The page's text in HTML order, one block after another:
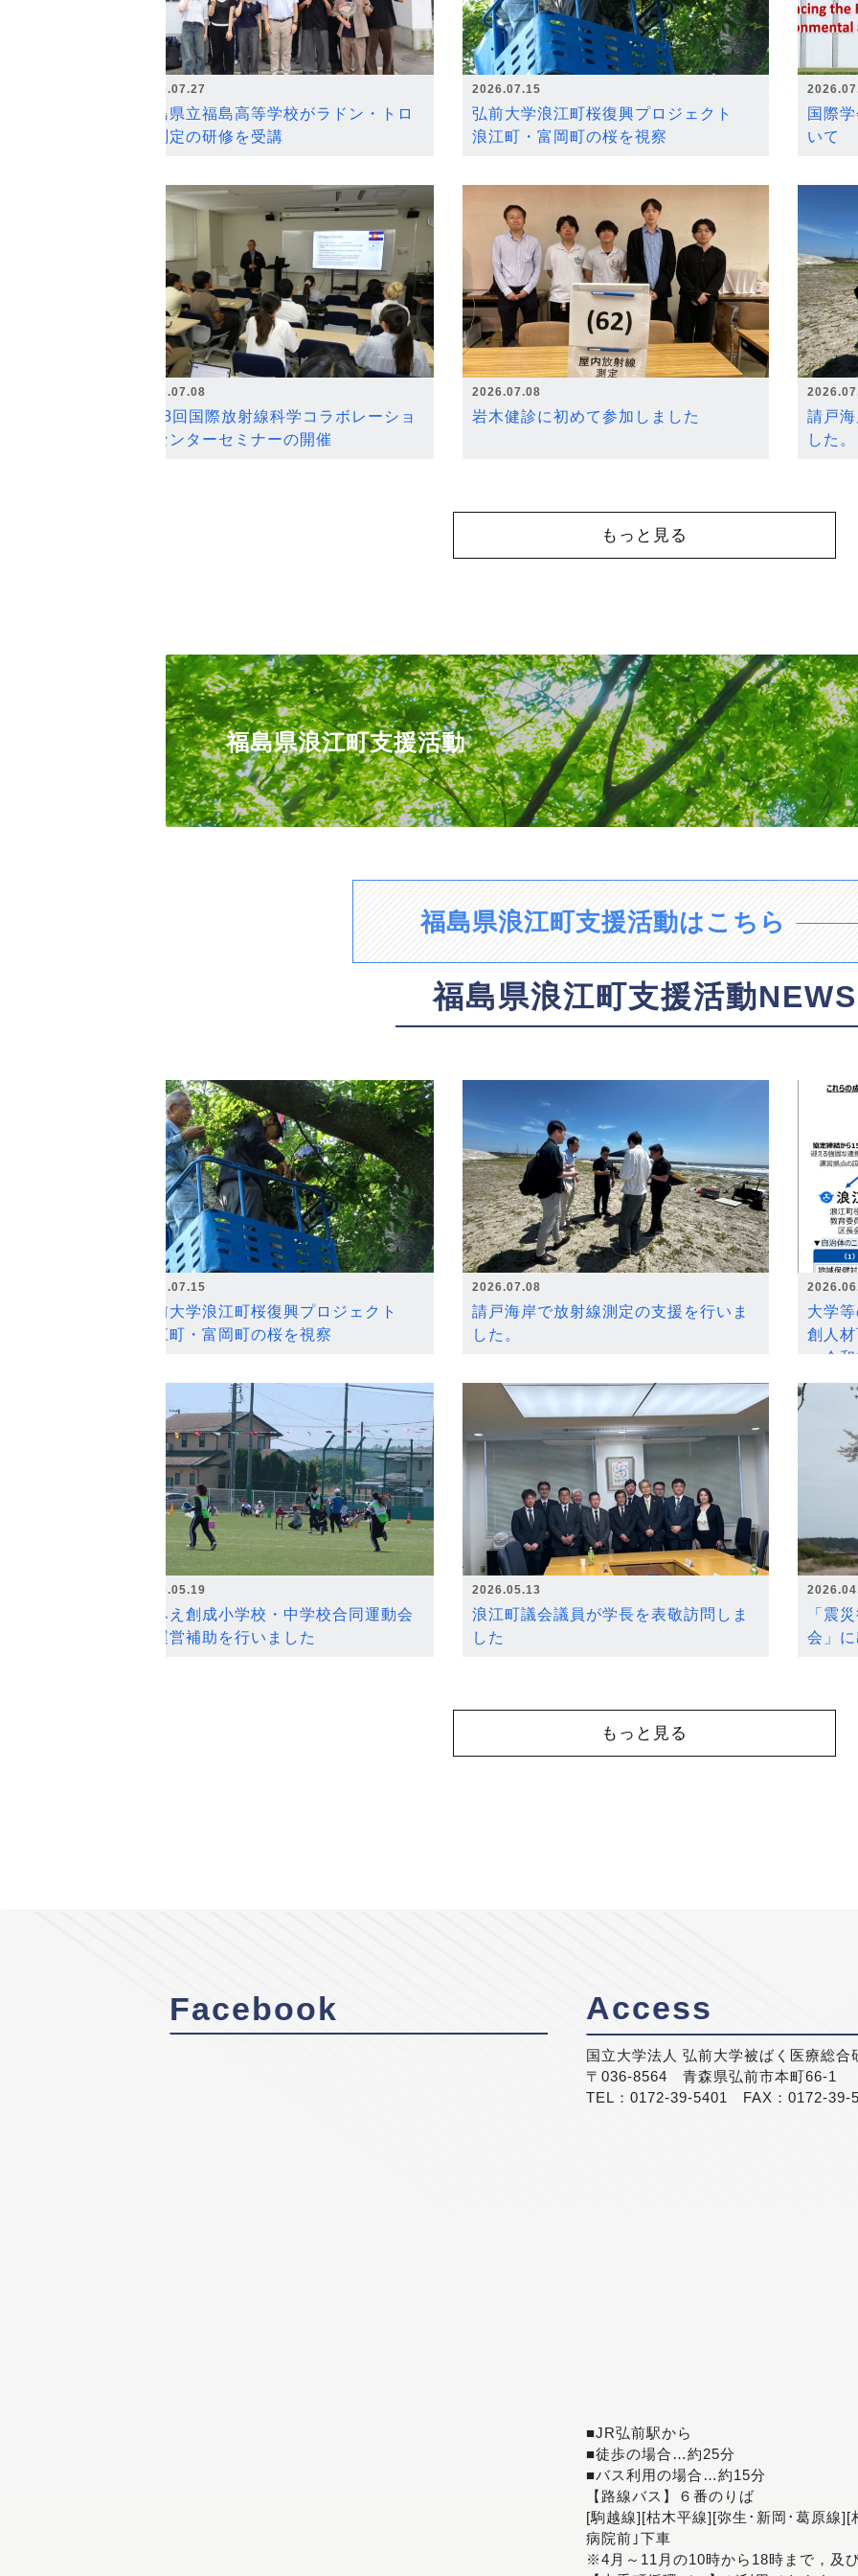
2026.07.27
福島県立福島高等学校がラドン・トロ
ン測定の研修を受講
2026.07.15
弘前大学浪江町桜復興プロジェクト
浪江町・富岡町の桜を視察
国際
いて
2026.07.08
第18回国際放射線科学コラボレーショ
ンセンターセミナーの開催
2026.07.08
岩木健診に初めて参加しました
請戸
した。
もっと見る
福島県浪江町支援活動
福島県浪江町支援活動はこちら
福島県浪江町支援活動NEWS
2026.07.15
弘前大学浪江町桜復興プロジェクト
浪江町・富岡町の桜を視察
2026.07.08
請戸海岸で放射線測定の支援を行いま
した。
大学
創人
～令
2026.05.19
なみえ創成小学校・中学校合同運動会
の運営補助を行いました
2026.05.13
浪江町議会議員が学長を表敬訪問しま
した
「震
会」
もっと見る
Facebook Access
国立大学法人 弘前大学被ばく医療総合
〒036-8564 青森県弘前市本町66-1
TEL：0172-39-5401 FAX：0172-39-
■JR弘前駅から
■徒歩の場合…約25分
■バス利用の場合…約15分
【路線バス】６番のりば
[駒越線][枯木平線][弥生･新岡･葛原線
病院前｣下車
※4月～11月の10時から18時まで，及